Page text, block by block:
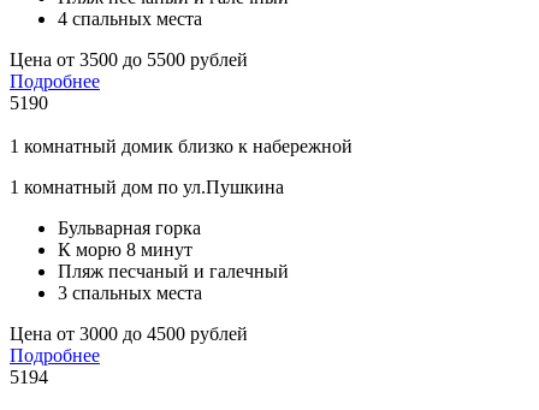
4 спальных места
Цена от 3500 до 5500 рублей
Подробнее
5190
1 комнатный домик близко к набережной
1 комнатный дом по ул.Пушкина
Бульварная горка
К морю 8 минут
Пляж песчаный и галечный
3 спальных места
Цена от 3000 до 4500 рублей
Подробнее
5194